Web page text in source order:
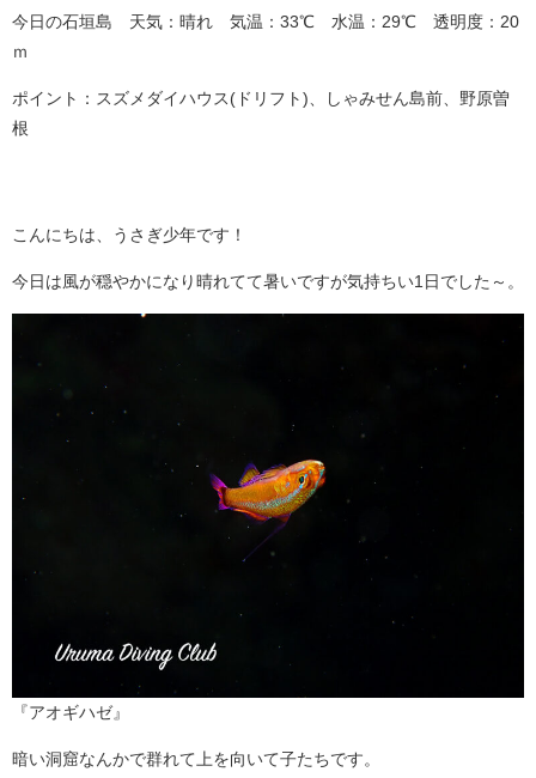
今日の石垣島 天気：晴れ 気温：33℃ 水温：29℃ 透明度：20
ｍ
ポイント：スズメダイハウス(ドリフト)、しゃみせん島前、野原曽
根
こんにちは、うさぎ少年です！
今日は風が穏やかになり晴れてて暑いですが気持ちい1日でした～。
『アオギハゼ』
暗い洞窟なんかで群れて上を向いて子たちです。